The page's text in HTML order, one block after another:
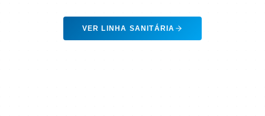
VER LINHA SANITÁRIA